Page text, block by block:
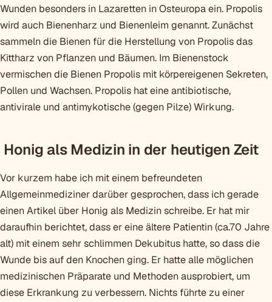
Wunden besonders in Lazaretten in Osteuropa ein. Propolis
wird auch Bienenharz und Bienenleim genannt. Zunächst
sammeln die Bienen für die Herstellung von Propolis das
Kittharz von Pflanzen und Bäumen. Im Bienenstock
vermischen die Bienen Propolis mit körpereigenen Sekreten,
Pollen und Wachsen. Propolis hat eine antibiotische,
antivirale und antimykotische (gegen Pilze) Wirkung.
Honig als Medizin in der heutigen Zeit
Vor kurzem habe ich mit einem befreundeten
Allgemeinmediziner darüber gesprochen, dass ich gerade
einen Artikel über Honig als Medizin schreibe. Er hat mir
daraufhin berichtet, dass er eine ältere Patientin (ca.70 Jahre
alt) mit einem sehr schlimmen Dekubitus hatte, so dass die
Wunde bis auf den Knochen ging. Er hatte alle möglichen
medizinischen Präparate und Methoden ausprobiert, um
diese Erkrankung zu verbessern. Nichts führte zu einer